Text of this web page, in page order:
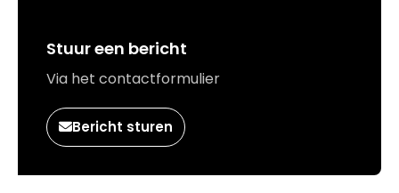
Stuur een bericht
Via het contactformulier
Bericht sturen